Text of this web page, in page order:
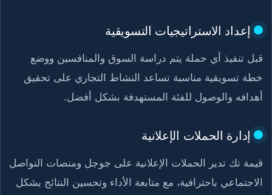
إعداد الاستراتيجيات التسويقية
قبل تنفيذ أي حملة يتم دراسة السوق والمنافسين ووضع
خطة تسويقية مناسبة تساعد النشاط التجاري على تحقيق
أهدافه والوصول للفئة المستهدفة بشكل أفضل.
إدارة الحملات الإعلانية
قيمة تك تدير الحملات الإعلانية على جوجل ومنصات التواصل
الاجتماعي باحترافية، مع متابعة الأداء وتحسين النتائج بشكل